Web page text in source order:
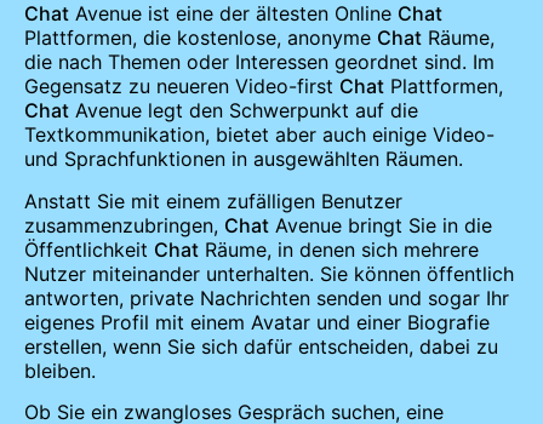
Chat Avenue ist eine der ältesten Online Chat
Plattformen, die kostenlose, anonyme Chat Räume,
die nach Themen oder Interessen geordnet sind. Im
Gegensatz zu neueren Video-first Chat Plattformen,
Chat Avenue legt den Schwerpunkt auf die
Textkommunikation, bietet aber auch einige Video-
und Sprachfunktionen in ausgewählten Räumen.
Anstatt Sie mit einem zufälligen Benutzer
zusammenzubringen, Chat Avenue bringt Sie in die
Öffentlichkeit Chat Räume, in denen sich mehrere
Nutzer miteinander unterhalten. Sie können öffentlich
antworten, private Nachrichten senden und sogar Ihr
eigenes Profil mit einem Avatar und einer Biografie
erstellen, wenn Sie sich dafür entscheiden, dabei zu
bleiben.
Ob Sie ein zwangloses Gespräch suchen, eine